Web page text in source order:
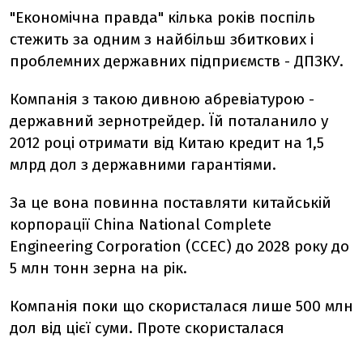
"Економічна правда" кілька років поспіль
стежить за одним з найбільш збиткових і
проблемних державних підприємств - ДПЗКУ.
Компанія з такою дивною абревіатурою -
державний зернотрейдер. Їй поталанило у
2012 році отримати від Китаю кредит на 1,5
млрд дол з державними гарантіями.
За це вона повинна поставляти китайській
корпорації China National Complete
Engineering Corporation (CCEC) до 2028 року до
5 млн тонн зерна на рік.
Компанія поки що скористалася лише 500 млн
дол від цієї суми. Проте скористалася